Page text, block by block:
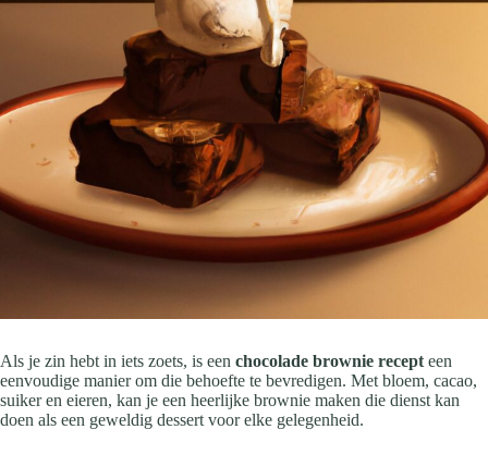
Als je zin hebt in iets zoets, is een chocolade brownie recept een
eenvoudige manier om die behoefte te bevredigen. Met bloem, cacao,
suiker en eieren, kan je een heerlijke brownie maken die dienst kan
doen als een geweldig dessert voor elke gelegenheid.